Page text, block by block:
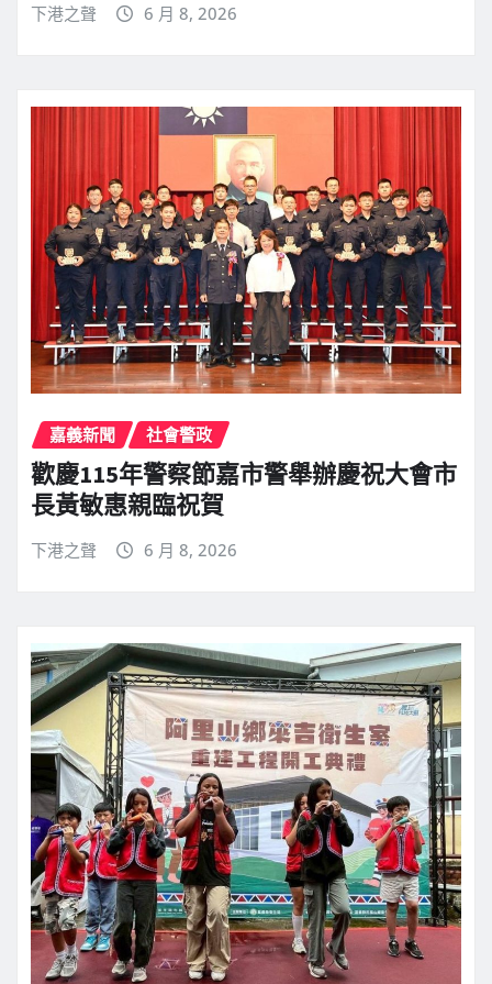
下港之聲 6 月 8, 2026
嘉義新聞 社會警政
歡慶115年警察節嘉市警舉辦慶祝大會市
長黃敏惠親臨祝賀
下港之聲 6 月 8, 2026